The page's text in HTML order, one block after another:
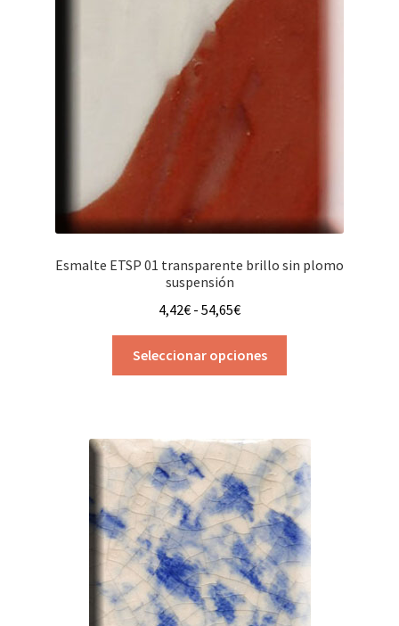
Esmalte ETSP 01 transparente brillo sin plomo
suspensión
4,42€ - 54,65€Rango
precios:
desde
54,65€
Seleccionar opciones
Las
opciones
se
pueden
elegir
en
la
página